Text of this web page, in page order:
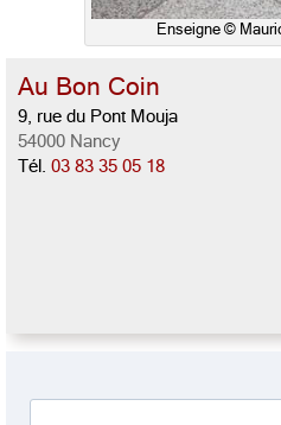
Enseigne ©
Au Bon Coin
9, rue du Pont Mouja
54000 Nancy
Tél. 03 83 35 05 18